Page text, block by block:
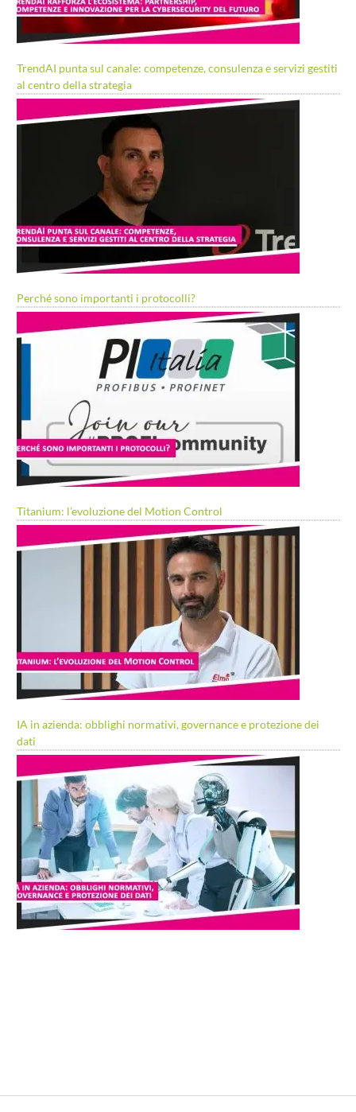
TrendAI punta sul canale: competenze, consulenza e servizi gestiti
al centro della strategia
Perché sono importanti i protocolli?
Titanium: l’evoluzione del Motion Control
IA in azienda: obblighi normativi, governance e protezione dei
dati